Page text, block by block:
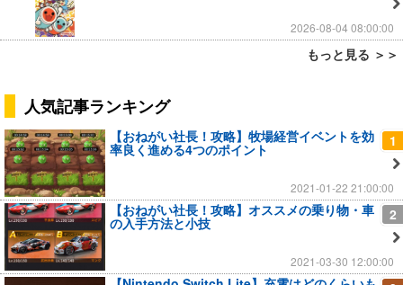
2026-08-04 08:00:00
もっと見る ＞＞
人気記事ランキング
1
【おねがい社長！攻略】牧場経営イベントを効
率良く進める4つのポイント
2021-01-22 21:00:00
2
【おねがい社長！攻略】オススメの乗り物・車
の入手方法と小技
2021-03-30 12:00:00